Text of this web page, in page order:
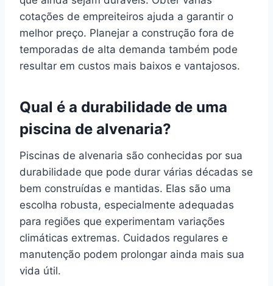
cotações de empreiteiros ajuda a garantir o
melhor preço. Planejar a construção fora de
temporadas de alta demanda também pode
resultar em custos mais baixos e vantajosos.
Qual é a durabilidade de uma
piscina de alvenaria?
Piscinas de alvenaria são conhecidas por sua
durabilidade que pode durar várias décadas se
bem construídas e mantidas. Elas são uma
escolha robusta, especialmente adequadas
para regiões que experimentam variações
climáticas extremas. Cuidados regulares e
manutenção podem prolongar ainda mais sua
vida útil.